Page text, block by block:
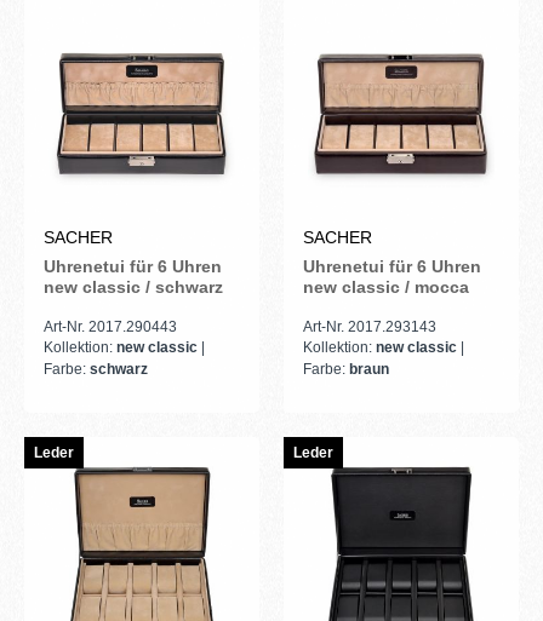
SACHER
Uhrenetui für 6 Uhren
new classic / schwarz
Art-Nr. 2017.290443
Kollektion: new classic
Farbe: schwarz
SACHER
Uhrenetui für 6 Uhren
new classic / mocca
Art-Nr. 2017.293143
Kollektion: new classic
Farbe: braun
Leder Leder